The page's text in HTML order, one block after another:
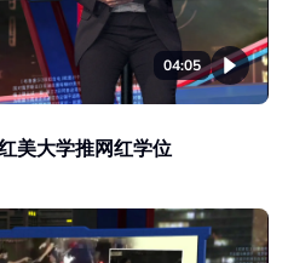
04:05
美大学推网红学位